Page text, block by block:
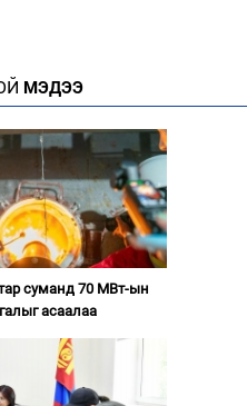
МЭДЭЭ
суманд 70 МВт-ын
асаалаа